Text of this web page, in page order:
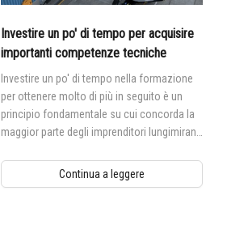
Investire un po' di tempo per acquisire
importanti competenze tecniche
Investire un po' di tempo nella formazione
per ottenere molto di più in seguito è un
principio fondamentale su cui concorda la
maggior parte degli imprenditori lungimiranti
Continua a leggere